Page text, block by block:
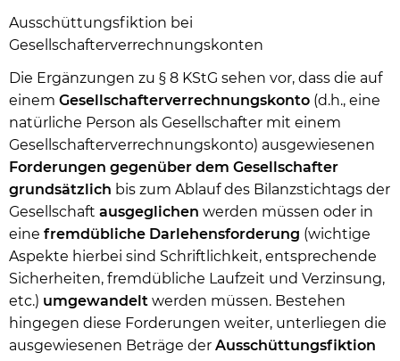
Ausschüttungsfiktion bei
Gesellschafterverrechnungskonten
Die Ergänzungen zu § 8 KStG sehen vor, dass die auf
einem Gesellschafterverrechnungskonto (d.h., eine
natürliche Person als Gesellschafter mit einem
Gesellschafterverrechnungskonto) ausgewiesenen
Forderungen gegenüber dem Gesellschafter
grundsätzlich bis zum Ablauf des Bilanzstichtags der
Gesellschaft ausgeglichen werden müssen oder in
eine fremdübliche Darlehensforderung (wichtige
Aspekte hierbei sind Schriftlichkeit, entsprechende
Sicherheiten, fremdübliche Laufzeit und Verzinsung,
etc.) umgewandelt werden müssen. Bestehen
hingegen diese Forderungen weiter, unterliegen die
ausgewiesenen Beträge der Ausschüttungsfiktion